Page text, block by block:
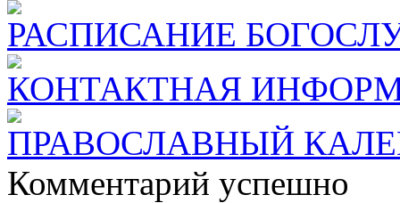
РАСПИСАНИЕ
КОНТАКТНАЯ
ПРАВОСЛАВНЫЙ
Комментарий успешно